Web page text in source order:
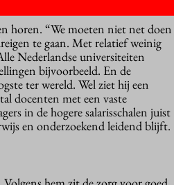
horen. “We moeten niet net doen
te gaan. Met relatief weinig
Nederlandse universiteiten
bijvoorbeeld. En de
ter wereld. Wel ziet hij een
docenten met een vaste
in de hogere salarisschalen juist
en onderzoekend leidend blijft.